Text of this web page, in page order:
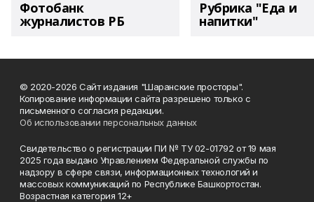
Фотобанк
журналистов РБ
Рубрика "Еда и
напитки"
© 2020-2026 Сайт издания "Шаранские просторы".
Копирование информации сайта разрешено только с
письменного согласия редакции.
Об использовании персональных данных
Свидетельство о регистрации ПИ № ТУ 02-01792 от 19 мая
2025 года выдано Управлением Федеральной службы по
надзору в сфере связи, информационных технологий и
массовых коммуникаций по Республике Башкортостан.
Возрастная категория 12+